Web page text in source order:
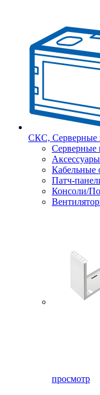
СКС,
Кабельные
Патч-
Консоли/
просмотр